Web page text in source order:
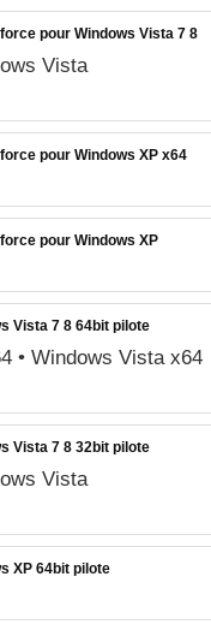
pour Windows Vista 7 8
Vista
pour Windows XP x64
pour Windows XP
Vista 7 8 64bit pilote
• Windows Vista x64
Vista 7 8 32bit pilote
Vista
XP 64bit pilote